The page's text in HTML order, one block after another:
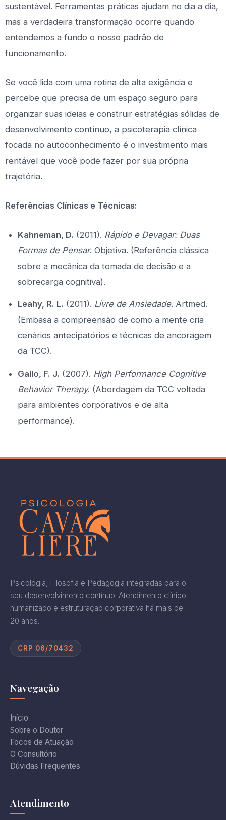
sustentável. Ferramentas práticas ajudam no dia a dia,
mas a verdadeira transformação ocorre quando
entendemos a fundo o nosso padrão de
funcionamento.
Se você lida com uma rotina de alta exigência e
percebe que precisa de um espaço seguro para
organizar suas ideias e construir estratégias sólidas de
desenvolvimento contínuo, a psicoterapia clínica
focada no autoconhecimento é o investimento mais
rentável que você pode fazer por sua própria
trajetória.
Referências Clínicas e Técnicas:
Kahneman, D. (2011). Rápido e Devagar: Duas
Formas de Pensar. Objetiva. (Referência clássica
sobre a mecânica da tomada de decisão e a
sobrecarga cognitiva).
Leahy, R. L. (2011). Livre de Ansiedade. Artmed.
(Embasa a compreensão de como a mente cria
cenários antecipatórios e técnicas de ancoragem
da TCC).
Gallo, F. J. (2007). High Performance Cognitive
Behavior Therapy. (Abordagem da TCC voltada
para ambientes corporativos e de alta
performance).
Psicologia, Filosofia e Pedagogia integradas para o
seu desenvolvimento contínuo. Atendimento clínico
humanizado e estruturação corporativa há mais de
20 anos.
CRP 06/70432
Navegação
Início
Sobre o Doutor
Focos de Atuação
O Consultório
Dúvidas Frequentes
Atendimento